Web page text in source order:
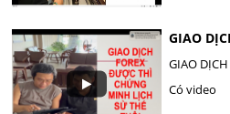
GIAO
GIAO
Có video